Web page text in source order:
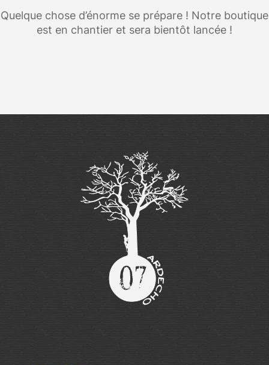
Quelque chose d’énorme se prépare ! Notre boutique
est en chantier et sera bientôt lancée !